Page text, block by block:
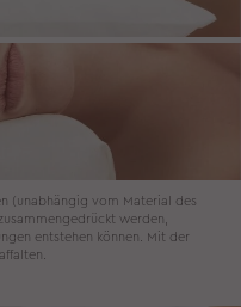
(unabhängig vom Material des
werden,
entstehen können. Mit der